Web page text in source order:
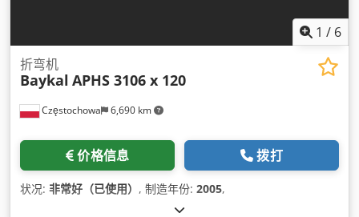
1 / 6
Częstochowa 6,690 km
折弯机
Baykal APHS 3106 x 120
价格信息 拨打
状况: 非常好（已使用） , 制造年份: 2005,